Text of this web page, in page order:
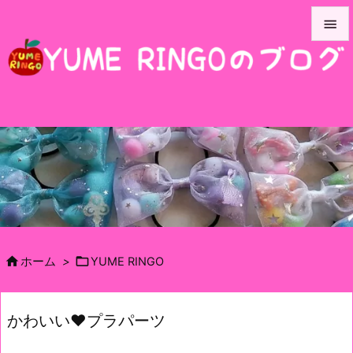



前へ

次へ

ホーム > YUME RINGO
かわいい♥プラパーツ